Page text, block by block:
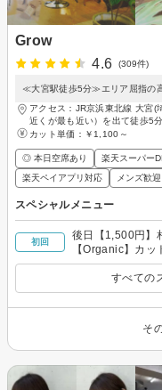
Grow
4.6
(309件)
≪大宮駅徒歩5分≫エリア屈指の
アクセス：JR京浜東北線 大宮(
近くが最も近い）を出て徒歩5分
カット単価： ￥1,100～
◎ 本日空席あり 楽天スーパー
楽天ペイアプリ対応
メンズ歓迎
スペシャルメニュー
初回
後日【1,500円】
【Organic】カ
Treatment ￥
すべての
そ